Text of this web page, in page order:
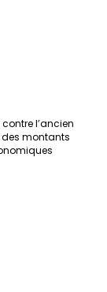
contre l’ancien
montants